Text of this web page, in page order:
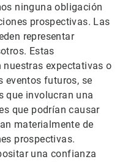
ninguna obligación
prospectivas. Las
representar
Estas
nuestras expectativas o
eventos futuros, se
que involucran una
que podrían causar
materialmente de
prospectivas.
una confianza